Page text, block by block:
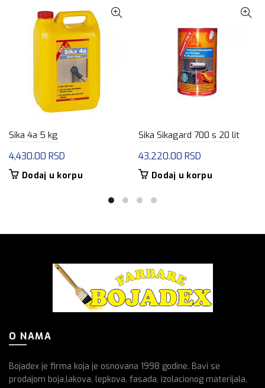
Sika 4a 5 kg
4,430.00 RSD
Dodaj u korpu
Sika Sikagard 700 s 20 lit
43,220.00 RSD
Dodaj u korpu
O NAMA
Bojadex je firma koja je osnovana 1998 godine. Bavi se
prodajom boja,lakova, lepkova, fasada, izolacionog materijala,